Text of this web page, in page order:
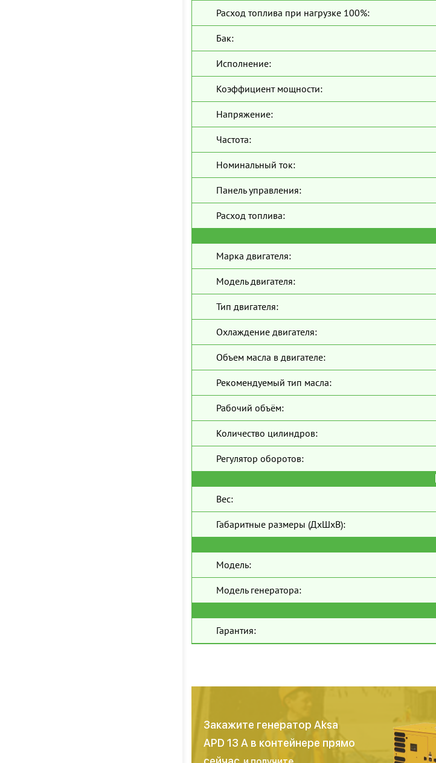
Расход топлива при нагрузке 100%:
Бак:
Исполнение:
Коэффициент мощности:
Напряжение:
Частота:
Номинальный ток:
Панель управления:
Расход топлива:
Марка двигателя:
Модель двигателя:
Тип двигателя:
Охлаждение двигателя:
Объем масла в двигателе:
Рекомендуемый тип масла:
Рабочий объём:
Количество цилиндров:
Регулятор оборотов:
Вес:
Габаритные размеры (ДхШхВ):
Модель:
Модель генератора:
Гарантия:
Закажите генератор Aksa
APD 13 A в контейнере прямо